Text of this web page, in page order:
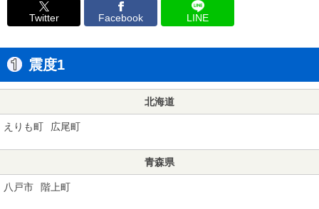
Twitter Facebook LINE
震度1
北海道
えりも町 広尾町
青森県
八戸市 階上町